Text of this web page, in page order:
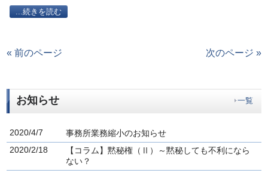
...続きを読む
« 前のページ 次のページ »
お知らせ 一覧
2020/4/7
事務所業務縮小のお知らせ
2020/2/18
【コラム】黙秘権（Ⅱ）～黙秘しても不利になら
ない？